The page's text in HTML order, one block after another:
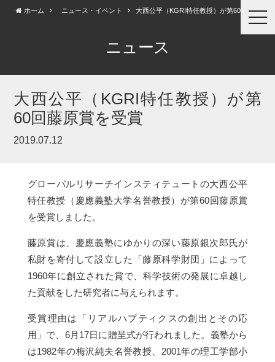
ホーム ニュース・イベント 大西公平（KGRI特任教授）が第60回藤...
ニュース
大西公平（KGRI特任教授）が第
60回藤原賞を受賞
2019.07.12
グローバルリサーチインスティテュートの大西公平
特任教授（慶應義塾大学名誉教授）が第60回藤原賞
を受賞しました。
藤原賞は、慶應義塾にゆかりの深い藤原銀次郎氏が
私財を寄付して設立した「藤原科学財団」によって
1960年に創立された賞で、科学技術の発展に卓越し
た貢献をした研究者に与えられます。
受賞理由は「リアルハプティクスの創出とその応
用」で、6月17日に贈呈式が行われました。義塾から
は1982年の梅沢純夫名誉教授、2001年の理工学部小